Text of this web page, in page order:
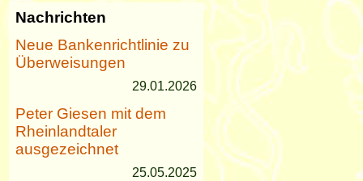
Nachrichten
Neue Bankenrichtlinie zu
Überweisungen
29.01.2026
Peter Giesen mit dem
Rheinlandtaler
ausgezeichnet
25.05.2025